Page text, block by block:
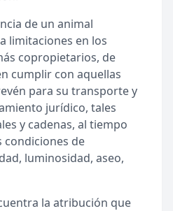
de un animal
limitaciones en los
copropietarios, de
cumplir con aquellas
para su transporte y
jurídico, tales
y cadenas, al tiempo
condiciones de
luminosidad, aseo,
la atribución que